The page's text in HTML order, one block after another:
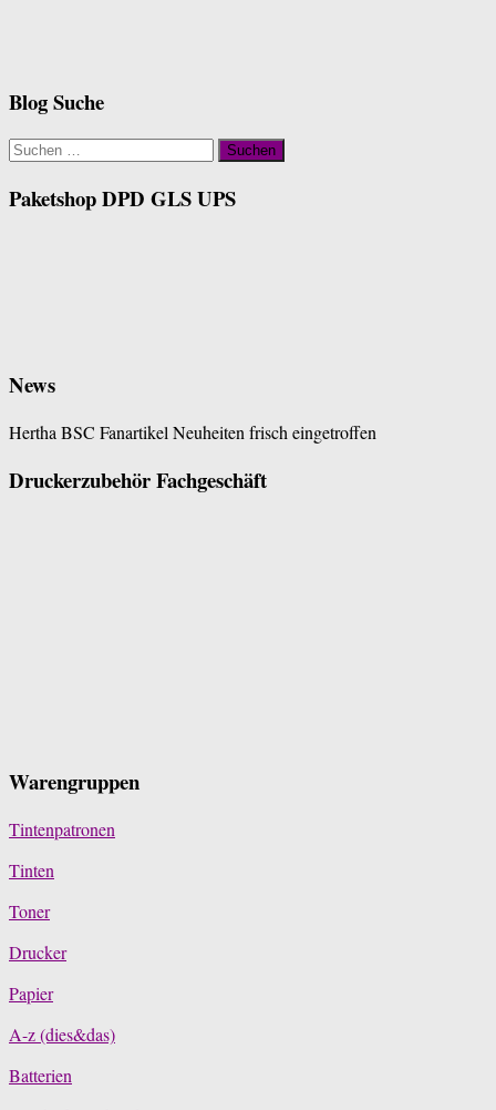
Blog Suche
Suchen
Paketshop DPD GLS UPS
News
Hertha BSC Fanartikel Neuheiten frisch eingetroffen
Druckerzubehör Fachgeschäft
Warengruppen
Tintenpatronen
Tinten
Toner
Drucker
Papier
A-z (dies&das)
Batterien